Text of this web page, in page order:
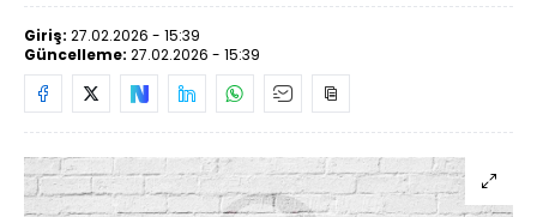
Giriş: 27.02.2026 - 15:39
Güncelleme: 27.02.2026 - 15:39